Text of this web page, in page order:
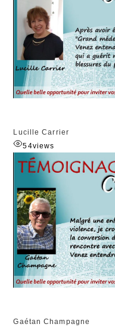
Lucille Carrier
54views
Gaétan Champagne